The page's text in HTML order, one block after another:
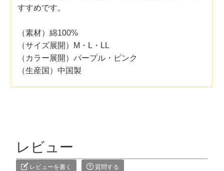
すすめです。
（素材）綿100%
（サイズ展開）M・L・LL
（カラー展開）パープル・ピンク
（生産国）中国製
レビュー
レビューを書く 質問する